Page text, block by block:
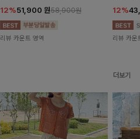
12%51,900 원58,900원
리뷰 카운트 영역
12%
리뷰 카운
더보기